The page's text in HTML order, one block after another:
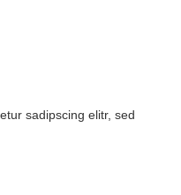
sadipscing elitr, sed